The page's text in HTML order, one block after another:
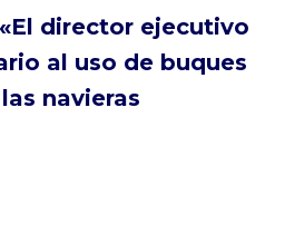
director ejecutivo
al uso de buques
navieras